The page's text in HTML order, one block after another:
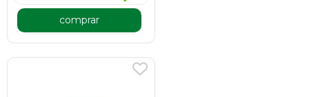
comprar